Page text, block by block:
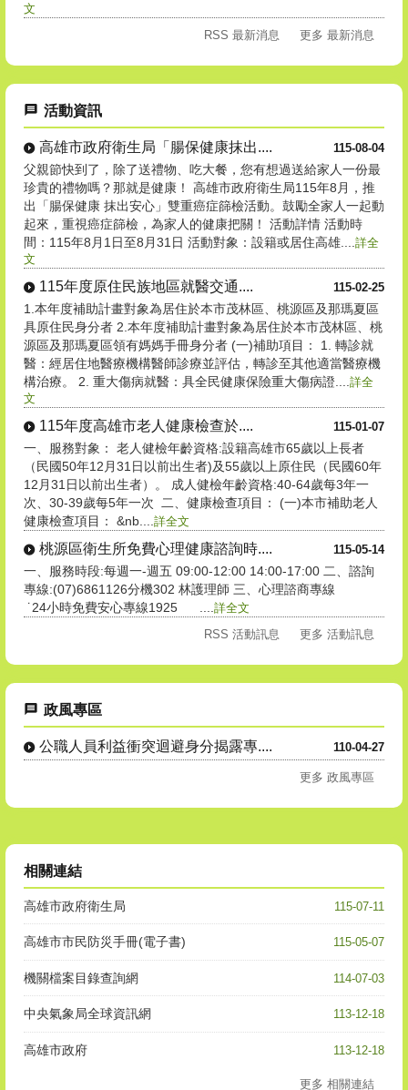
文
RSS 最新消息
更多 最新消息
活動資訊
115-08-04
高雄市政府衛生局「腸保健康抹出....
父親節快到了，除了送禮物、吃大餐，您有想過送給家人一份最
珍貴的禮物嗎？那就是健康！ 高雄市政府衛生局115年8月，推
出「腸保健康 抹出安心」雙重癌症篩檢活動。鼓勵全家人一起動
起來，重視癌症篩檢，為家人的健康把關！ 活動詳情 活動時
間：115年8月1日至8月31日 活動對象：設籍或居住高雄.... 詳全
文
115-02-25
115年度原住民族地區就醫交通....
1.本年度補助計畫對象為居住於本市茂林區、桃源區及那瑪夏區
具原住民身分者 2.本年度補助計畫對象為居住於本市茂林區、桃
源區及那瑪夏區領有媽媽手冊身分者 (一)補助項目： 1. 轉診就
醫：經居住地醫療機構醫師診療並評估，轉診至其他適當醫療機
構治療。 2. 重大傷病就醫：具全民健康保險重大傷病證.... 詳全
文
115-01-07
115年度高雄市老人健康檢查於....
一、服務對象： 老人健檢年齡資格:設籍高雄市65歲以上長者
（民國50年12月31日以前出生者)及55歲以上原住民（民國60年
12月31日以前出生者）。 成人健檢年齡資格:40-64歲每3年一
次、30-39歲每5年一次 二、健康檢查項目： (一)本市補助老人
健康檢查項目： &nb.... 詳全文
115-05-14
桃源區衛生所免費心理健康諮詢時....
一、服務時段:每週一-週五 09:00-12:00 14:00-17:00 二、諮詢
專線:(07)6861126分機302 林護理師 三、心理諮商專線
˙24小時免費安心專線1925 .... 詳全文
RSS 活動訊息
更多 活動訊息
政風專區
110-04-27
公職人員利益衝突迴避身分揭露專....
更多 政風專區
相關連結
115-07-11
高雄市政府衛生局
115-05-07
高雄市市民防災手冊(電子書)
114-07-03
機關檔案目錄查詢網
113-12-18
中央氣象局全球資訊網
113-12-18
高雄市政府
更多 相關連結